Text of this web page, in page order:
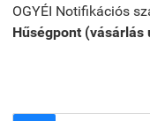
OGYÉI Notifikációs
Hűségpont (vásárlás